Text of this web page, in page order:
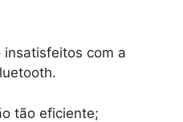
insatisfeitos com a
tão eficiente;